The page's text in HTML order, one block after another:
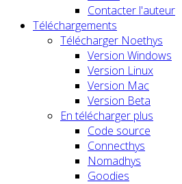
Contacter l'auteur
Téléchargements
Télécharger Noethys
Version Windows
Version Linux
Version Mac
Version Beta
En télécharger plus
Code source
Connecthys
Nomadhys
Goodies